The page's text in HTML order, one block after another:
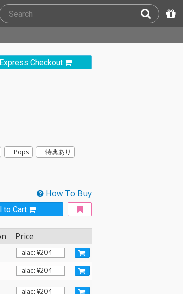
Express Checkout
Pops
特典あり
How To Buy
to Cart
Price